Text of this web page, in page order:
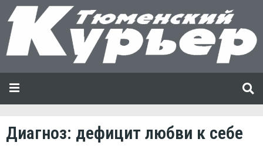
Диагноз: дефицит любви к себе